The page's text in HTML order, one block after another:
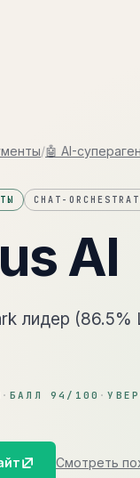
/🤖 AI-
CHAT-
AI
лидер
·БАЛЛ94 /100 ·
Смотреть